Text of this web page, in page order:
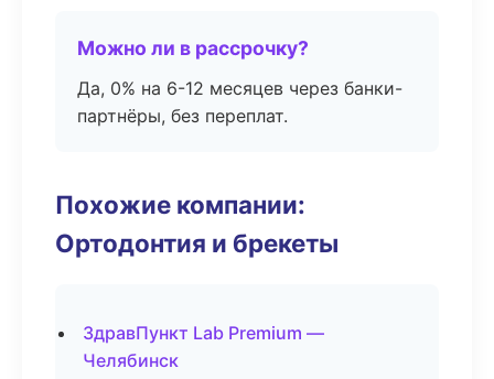
Можно ли в рассрочку?
Да, 0% на 6-12 месяцев через банки-
партнёры, без переплат.
Похожие компании:
Ортодонтия и брекеты
ЗдравПункт Lab Premium —
Челябинск